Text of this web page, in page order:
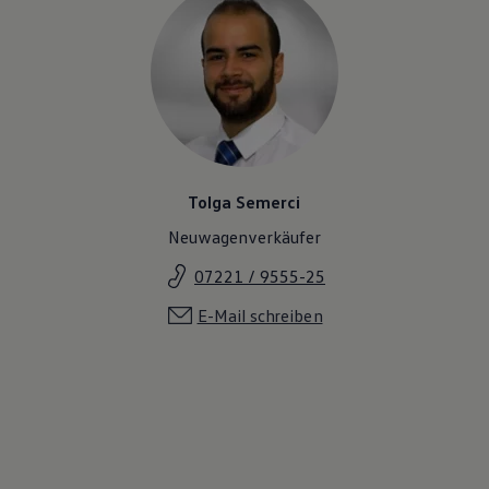
Transport
Elektromobilität
Volkswagen R
Pannen- und Unfallhilfe
Volkswagen Kundenbetreuung
Tolga Semerci
Neuwagenverkäufer
07221 / 9555-25
E-Mail schreiben